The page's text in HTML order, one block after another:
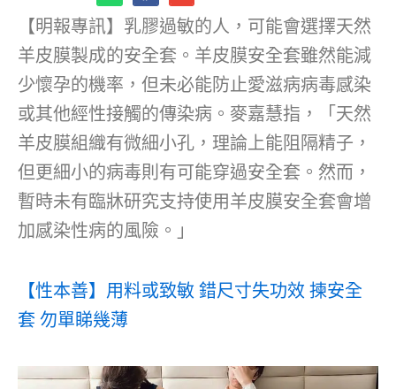
【明報專訊】乳膠過敏的人，可能會選擇天然
羊皮膜製成的安全套。羊皮膜安全套雖然能減
少懷孕的機率，但未必能防止愛滋病病毒感染
或其他經性接觸的傳染病。麥嘉慧指，「天然
羊皮膜組織有微細小孔，理論上能阻隔精子，
但更細小的病毒則有可能穿過安全套。然而，
暫時未有臨牀研究支持使用羊皮膜安全套會增
加感染性病的風險。」
【性本善】用料或致敏 錯尺寸失功效 揀安全
套 勿單睇幾薄